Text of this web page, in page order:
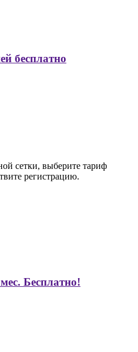
бесплатно
сетки, выберите тариф
регистрацию.
Бесплатно!